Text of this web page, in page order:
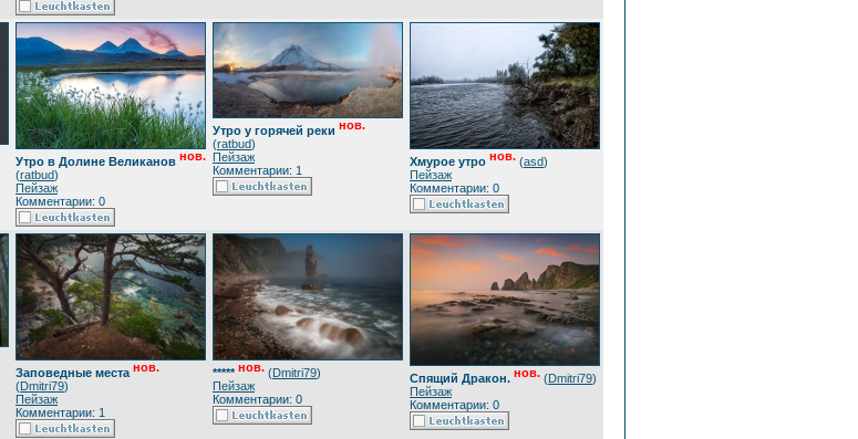
Утро в Долине Великанов нов.
(ratbud)
Пейзаж
Комментарии: 0
Утро у горячей реки нов.
(ratbud)
Пейзаж
Комментарии: 1
Хмурое утро нов. (asd)
Пейзаж
Комментарии: 0
Заповедные места нов.
(Dmitri79)
Пейзаж
Комментарии: 1
***** нов. (Dmitri79)
Пейзаж
Комментарии: 0
Спящий Дракон. нов. (Dmitri79)
Пейзаж
Комментарии: 0